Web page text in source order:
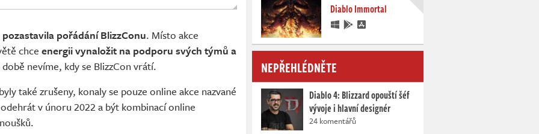
pořádání BlizzConu. Místo akce
chce energii vynaložit na podporu svých týmů a
době nevíme, kdy se BlizzCon vrátí.
také zrušeny, konaly se pouze online akce nazvané
v únoru 2022 a být kombinací online
Diablo Immortal
NEPŘEHLÉDNĚTE
Diablo 4: Blizzard opouští šéf
vývoje i hlavní designér
24 komentářů